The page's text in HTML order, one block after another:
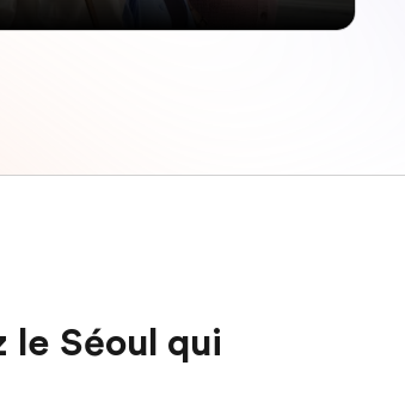
le Séoul qui